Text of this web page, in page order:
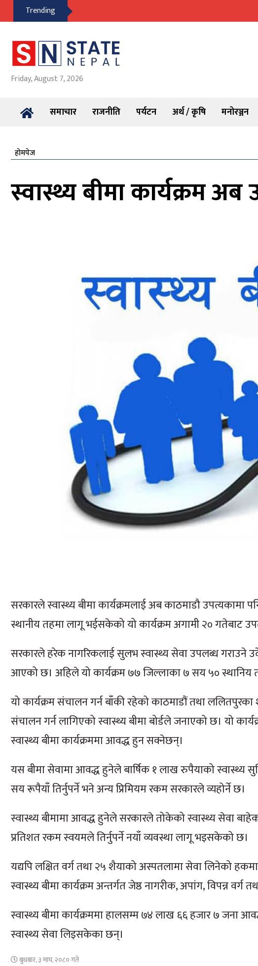
Trending
Friday, August 7, 2026
समाचार राजनीति पर्यटन अर्थ / कृषि मनोरञ्जन
होमपेज
स्वास्थ्य बीमा कार्यक्रम
सरकारले स्वास्थ्य बीमा कार्यक्रमलाई अब काठमाडौ
स्थानीय तहमा लागू भईसकेको यो कार्यक्रम अगामी २० गतेबाट
सरकारले हरेक नागरिकलाई सुलभ स्वास्थ्य सेवा उपलब्ध गराउने
आएको छ। अहिले यो कार्यक्रम ७७ जिल्लाका ७ सय ५०
यो कार्यक्रम संचालन गर्न बाँकी रहेको काठमाडौं तथा ललितपुरका
संचालन गर्न लागिएको स्वास्थ्य बीमा बोर्डले जनाएको छ। यो
स्वास्थ्य बीमा कार्यक्रममा आवद्ध हुन सक्नेछन्।
यस बीमा सेवामा आवद्ध हुनेले बार्षिक १ लाख रुपैयाको स्वास्थ्य
सय रूपैयाँ तिर्नुपर्ने भने अन्य प्रिमियम रकम सरकारले व्यहोर्ने छ।
स्वास्थ्य बीमामा आवद्ध हुनेले सरकारले तोकेको स्वास्थ्य सेवा
प्रतिशत रकम स्वयमले तिर्नुपर्ने नयाँ व्यवस्था लागू भइसकेको छ।
यद्यपि लक्षित वर्ग तथा २५ शैयाको अस्पतलामा सेवा लिनेको
स्वास्थ्य बीमा कार्यक्रम अन्तर्गत जेष्ठ नागरीक, अपांग, विपन्न
स्वास्थ्य बीमा कार्यक्रममा हालसम्म ७४ लाख ६६ हजार ७
स्वास्थ्य सेवा लिइसकेका छन्।
बुधबार, ३ माघ, २०८० गते